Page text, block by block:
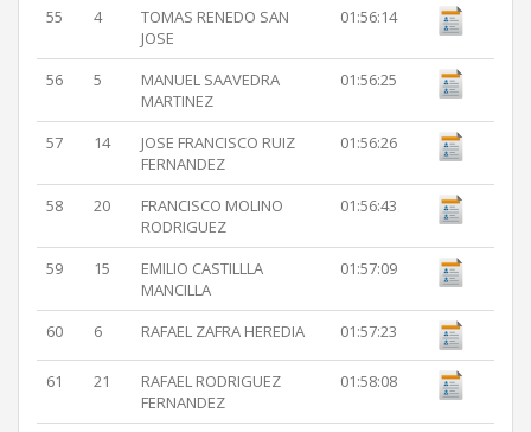
55 4
TOMAS RENEDO SAN
JOSE
01:56:14
56 5
MANUEL SAAVEDRA
MARTINEZ
01:56:25
57 14
JOSE FRANCISCO RUIZ
FERNANDEZ
01:56:26
58 20
FRANCISCO MOLINO
RODRIGUEZ
01:56:43
59 15
EMILIO CASTILLLA
MANCILLA
01:57:09
60 6 RAFAEL ZAFRA HEREDIA 01:57:23
61 21
RAFAEL RODRIGUEZ
FERNANDEZ
01:58:08